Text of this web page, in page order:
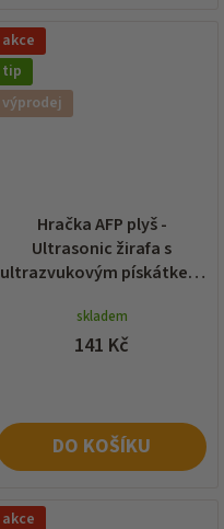
akce
tip
výprodej
Hračka AFP plyš -
Ultrasonic žirafa s
ultrazvukovým pískátkem
skladem
141 Kč
DO KOŠÍKU
akce